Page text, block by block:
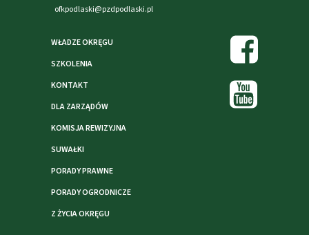
ofkpodlaski@pzdpodlaski.pl
WŁADZE OKRĘGU
SZKOLENIA
KONTAKT
DLA ZARZĄDÓW
KOMISJA REWIZYJNA
SUWAŁKI
PORADY PRAWNE
PORADY OGRODNICZE
Z ŻYCIA OKRĘGU